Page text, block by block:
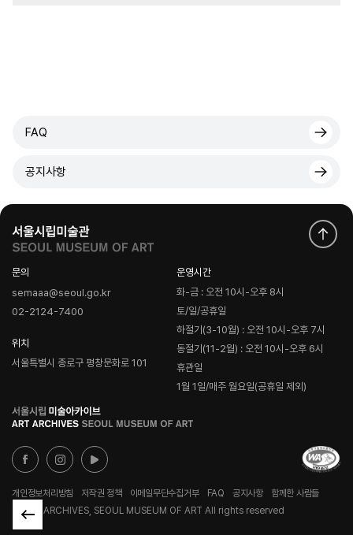
FAQ
공지사항
문의
semaaa@seoul.go.kr
02-2124-7400
위치
서울특별시 종로구 평창문화로 101
운영시간
화-금 : 오전 10시-오후 8시
토/일/공휴일
하절기(3-10월) : 오전 10시-오후 7시
동절기(11-2월) : 오전 10시-오후 6시
휴관일
1월 1일/매주 월요일(공휴일 제외)
로
고
개인정보처리방침 저작권 정책 이메일무단수집거부 FAQ 공지사항
함께한 사람들
© ART ARCHIVES, SEOUL MUSEUM OF ART All rights reserved